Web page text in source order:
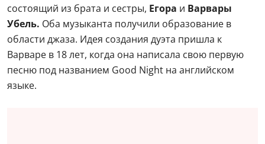
состоящий из брата и сестры, Егора и Варвары
Убель. Оба музыканта получили образование в
области джаза. Идея создания дуэта пришла к
Варваре в 18 лет, когда она написала свою первую
песню под названием Good Night на английском
языке.